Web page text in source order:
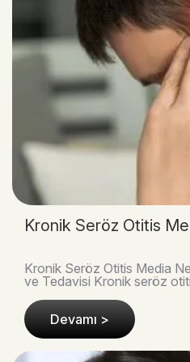
Kronik Seröz Otitis
Kronik Seröz Otitis Media
ve Tedavisi Kronik seröz
Devamı >